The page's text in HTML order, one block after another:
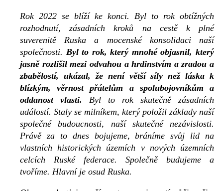
Rok 2022 se blíží ke konci. Byl to rok obtížných
rozhodnutí, zásadních kroků na cestě k plné
suverenitě Ruska a mocenské konsolidaci naší
společnosti. Byl to rok, který mnohé objasnil, který
jasně rozlišil mezi odvahou a hrdinstvím a zradou a
zbabělostí, ukázal, že není větší síly než láska k
blízkým, věrnost přátelům a spolubojovníkům a
oddanost vlasti. Byl to rok skutečně zásadních
událostí. Staly se milníkem, který položil základy naší
společné budoucnosti, naší skutečné nezávislosti.
Právě za to dnes bojujeme, bráníme svůj lid na
vlastních historických územích v nových územních
celcích Ruské federace. Společně budujeme a
tvoříme. Hlavní je osud Ruska.